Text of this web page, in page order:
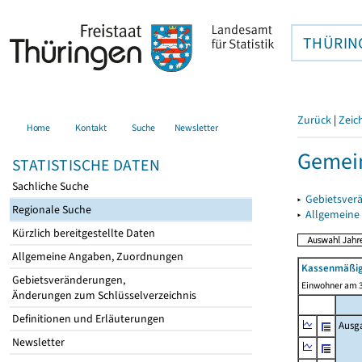
Home Kontakt Suche Newsletter
STATISTISCHE DATEN
Sachliche Suche
Regionale Suche
Kürzlich bereitgestellte Daten
Allgemeine Angaben, Zuordnungen
Gebietsveränderungen,
Änderungen zum Schlüsselverzeichnis
Definitionen und Erläuterungen
Newsletter
Zurück |
▸
▸
Einwohner am